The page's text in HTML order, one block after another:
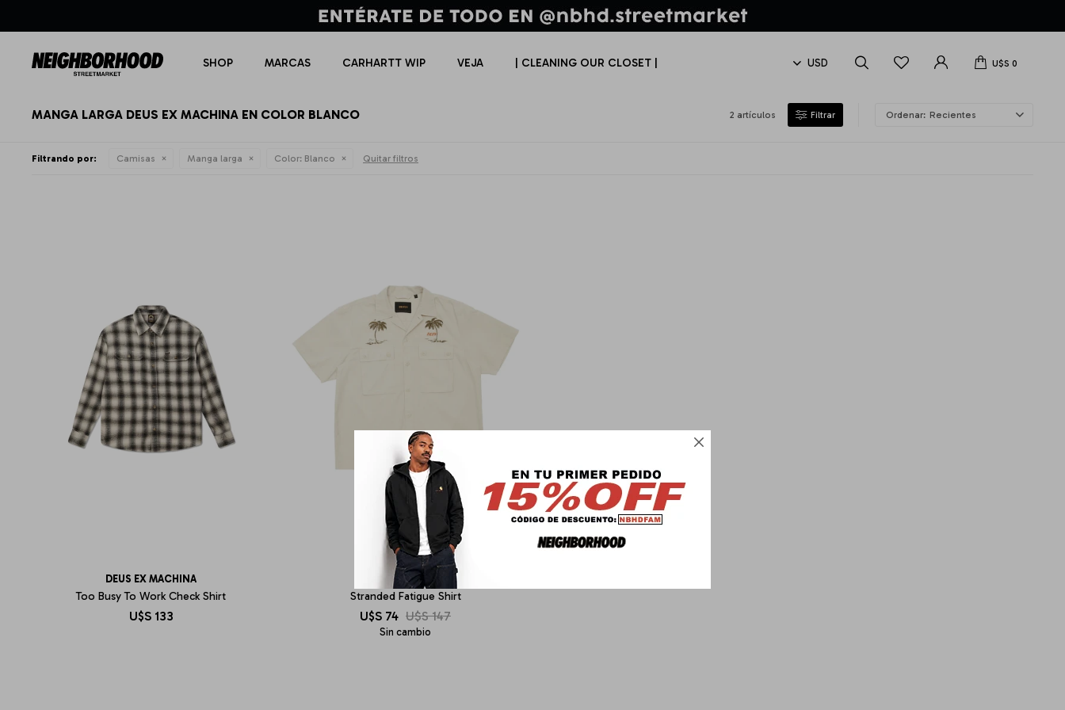

SHOP MARCAS CARHARTT WIP VEJA | CLEANING OUR CLOSET | U$S 0
MANGA LARGA DEUS EX MACHINA EN COLOR BLANCO 2 artículos Recientes
Filtrando por: Camisas Manga larga Color: Blanco Quitar filtros
DEUS EX MACHINA
Too Busy To Work Check Shirt
U$S 133
DEUS EX MACHINA
Stranded Fatigue Shirt
U$S 74 U$S 147
Sin cambio